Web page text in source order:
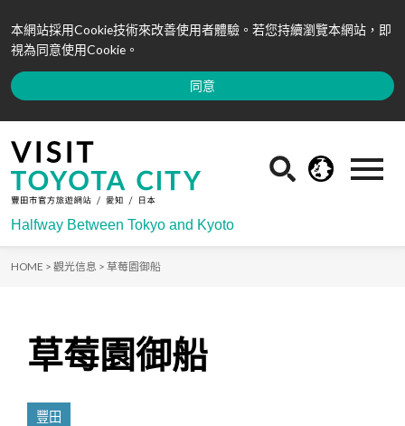
本網站採用Cookie技術來改善使用者體驗。若您持續瀏覽本網站，即
視為同意使用Cookie。
同意
Halfway Between Tokyo and Kyoto
HOME > 觀光信息 > 草莓園御船
草莓園御船
豐田